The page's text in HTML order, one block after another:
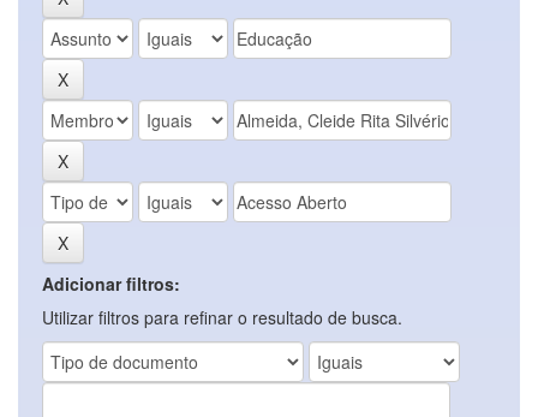
Adicionar filtros:
Utilizar filtros para refinar o resultado de busca.